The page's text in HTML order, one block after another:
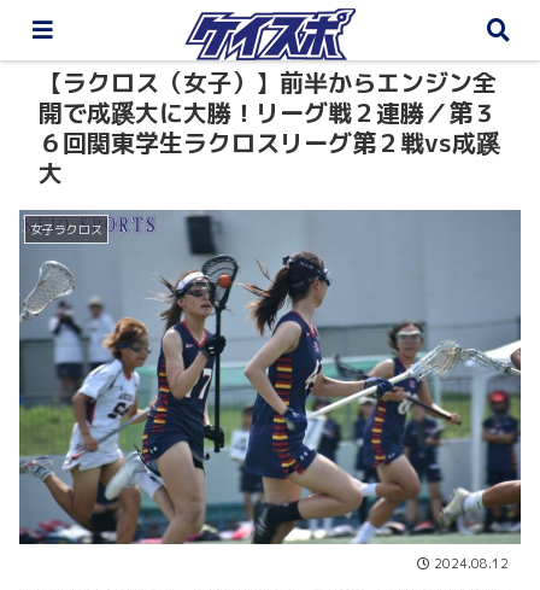
【ラクロス（女子）】前半からエンジン全
開で成蹊大に大勝！リーグ戦２連勝／第３
６回関東学生ラクロスリーグ第２戦vs成蹊
大
女子ラクロス
2024.08.12